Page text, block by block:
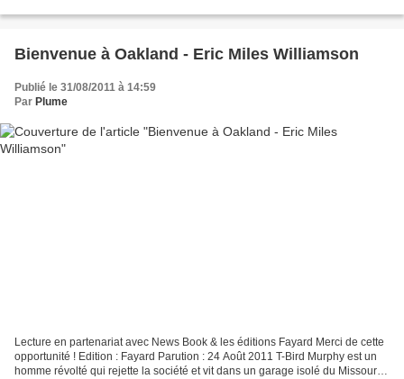
Bienvenue à Oakland - Eric Miles Williamson
Publié le 31/08/2011 à 14:59
Par Plume
Lecture en partenariat avec News Book & les éditions Fayard Merci de cette
opportunité ! Edition : Fayard Parution : 24 Août 2011 T-Bird Murphy est un
homme révolté qui rejette la société et vit dans un garage isolé du Missouri.